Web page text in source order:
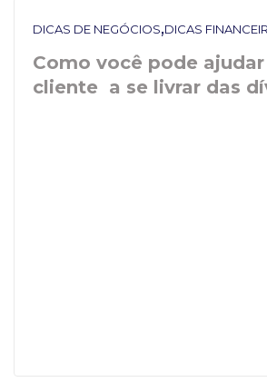
DICAS DE NEGÓCIOS,DICAS
Como você pode ajudar
cliente a se livrar das